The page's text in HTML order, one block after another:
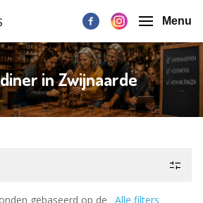
Menu
in Zwijnaarde
gebaseerd op de
Alle filters